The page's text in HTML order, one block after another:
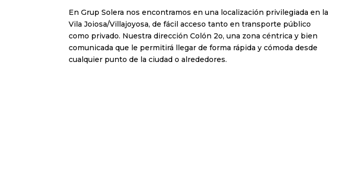
En Grup Solera nos encontramos en una localización privilegiada en la
Vila Joiosa/Villajoyosa, de fácil acceso tanto en transporte público
como privado. Nuestra dirección Colón 2o, una zona céntrica y bien
comunicada que le permitirá llegar de forma rápida y cómoda desde
cualquier punto de la ciudad o alrededores.